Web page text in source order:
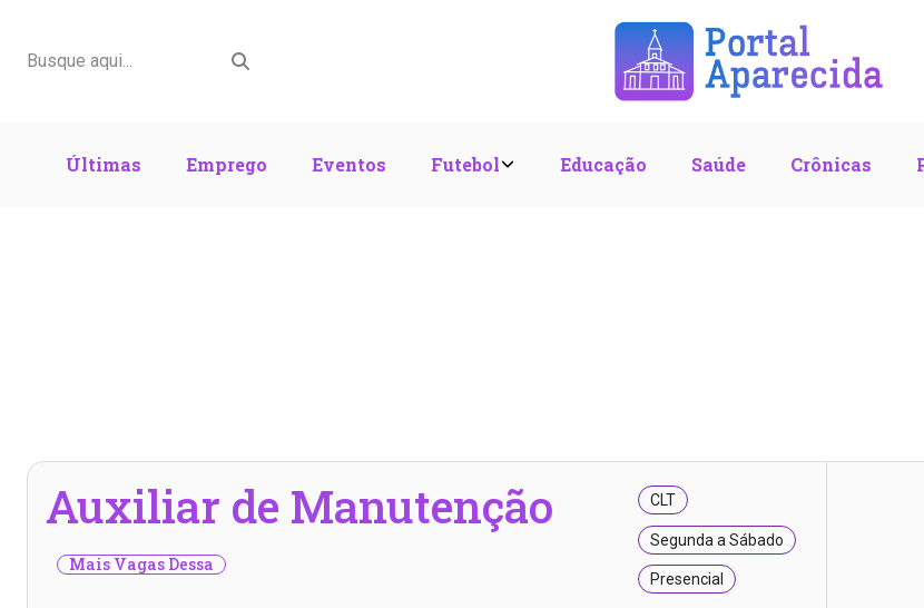
Últimas Emprego Eventos Futebol Educação Saúde Crônicas
Auxiliar de Manutenção
Mais Vagas Dessa
CLT
Segunda a Sábado
Presencial